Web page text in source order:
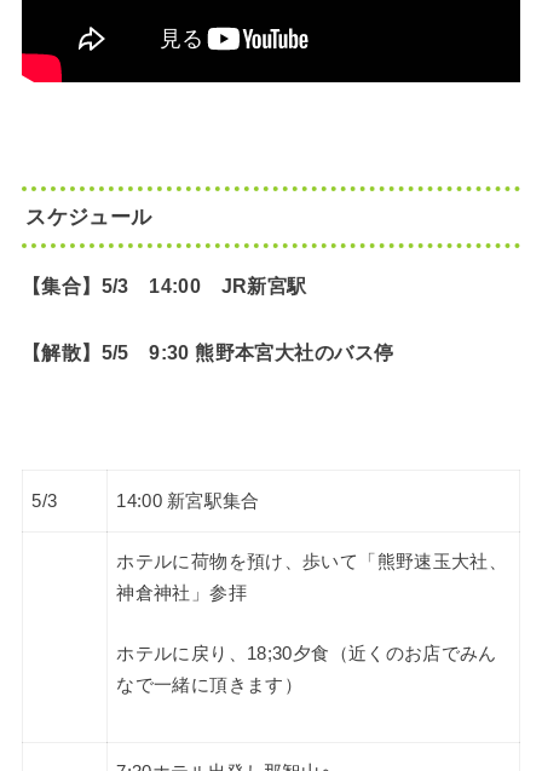
スケジュール
【集合】5/3 14:00 JR新宮駅
【解散】5/5 9:30 熊野本宮大社のバス停
5/3 14:00 新宮駅集合
ホテルに荷物を預け、歩いて「熊野速玉大社、
神倉神社」参拝
ホテルに戻り、18;30夕食（近くのお店でみん
なで一緒に頂きます）